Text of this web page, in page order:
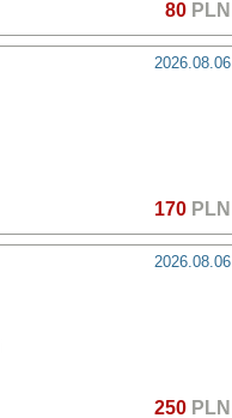
80 PLN
2026.08.06
170 PLN
2026.08.06
250 PLN